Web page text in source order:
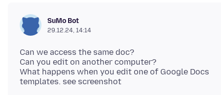
SuMo Bot
29.12.24, 14:14
Can we access the same doc?
Can you edit on another computer?
What happens when you edit one of Google Docs